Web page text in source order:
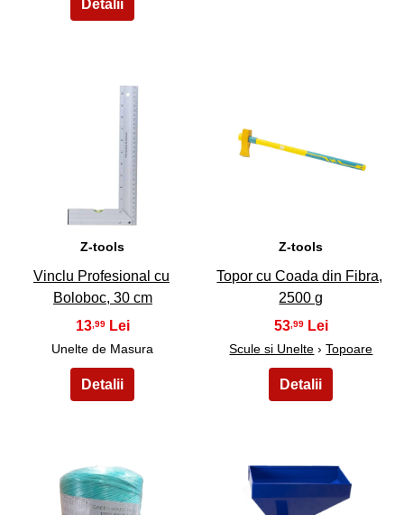
Z-tools
Vinclu Profesional cu
Boloboc, 30 cm
13 ,99
Unelte de Masura
Z-tools
Topor cu Coada din Fibra,
2500 g
53 ,99
Scule si Unelte ›Topoare